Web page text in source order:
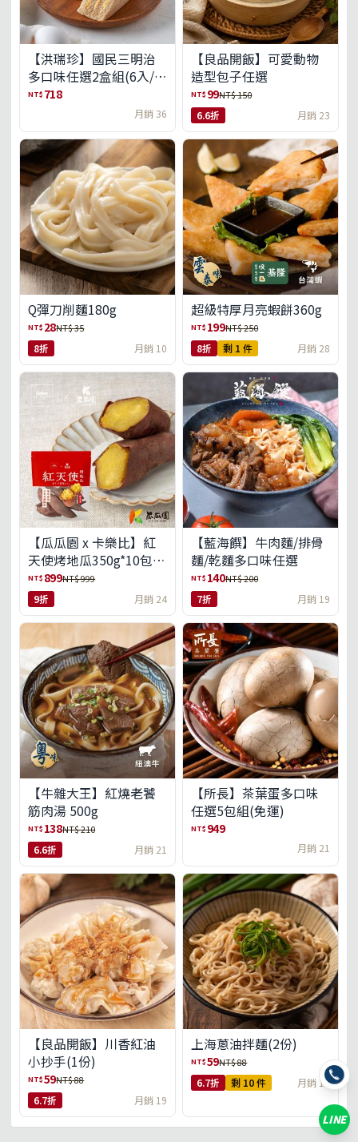
【洪瑞珍】國民三明治
多口味任選2盒組(6入/
盒)(免運)
NT$ 718
月銷 36
【良品開飯】可愛動物
造型包子任選
NT$ 99NT$ 150
6.6折 月銷 23
Q彈刀削麵180g
NT$ 28NT$ 35
8折 月銷 10
超級特厚月亮蝦餅360g
NT$ 199NT$ 250
8折 剩 1 件 月銷 28
【瓜瓜園 x 卡樂比】紅
天使烤地瓜350g*10包
(免運組)
NT$ 899NT$ 999
9折 月銷 24
【藍海饌】牛肉麵/排骨
麵/乾麵多口味任選
NT$ 140NT$ 200
7折 月銷 19
【牛雜大王】紅燒老饕
筋肉湯 500g
NT$ 138NT$ 210
6.6折 月銷 21
【所長】茶葉蛋多口味
任選5包組(免運)
NT$ 949
月銷 21
【良品開飯】川香紅油
小抄手(1份)
NT$59NT$ 88
6.7折 月銷 19
上海蔥油拌麵(2份)
NT$59NT$ 88
6.7折 剩 10 件 月銷 18
LINE